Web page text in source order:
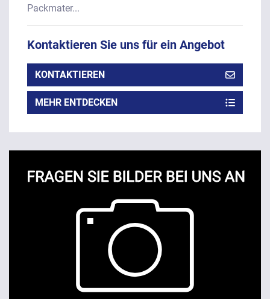
Packmater...
Kontaktieren Sie uns für ein Angebot
KONTAKTIEREN
MEHR ENTDECKEN